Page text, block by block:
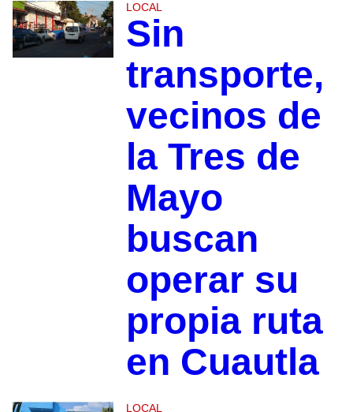
LOCAL
Sin
transporte,
vecinos de
la Tres de
Mayo
buscan
operar su
propia ruta
en Cuautla
LOCAL